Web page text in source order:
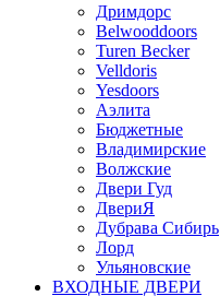
Дримдорс
Belwooddoors
Turen Becker
Velldoris
Yesdoors
Аэлита
Бюджетные
Владимирские
Волжские
Двери Гуд
ДвериЯ
Дубрава Сибирь
Лорд
Ульяновские
ВХОДНЫЕ ДВЕРИ